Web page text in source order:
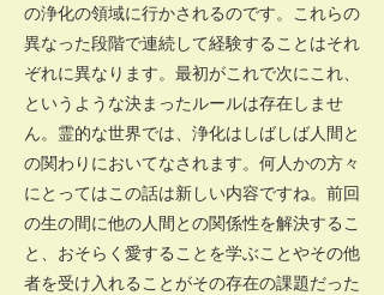
の浄化の領域に行かされるのです。これらの
異なった段階で連続して経験することはそれ
ぞれに異なります。最初がこれで次にこれ、
というような決まったルールは存在しませ
ん。霊的な世界では、浄化はしばしば人間と
の関わりにおいてなされます。何人かの方々
にとってはこの話は新しい内容ですね。前回
の生の間に他の人間との関係性を解決するこ
と、おそらく愛することを学ぶことやその他
者を受け入れることがその存在の課題だった